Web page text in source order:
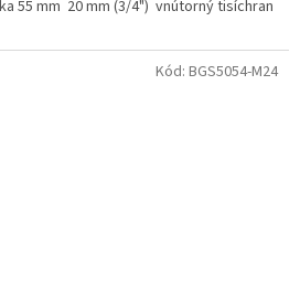
55 mm 20 mm (3/4") vnútorný tisíchran
Kód: BGS5054-M24